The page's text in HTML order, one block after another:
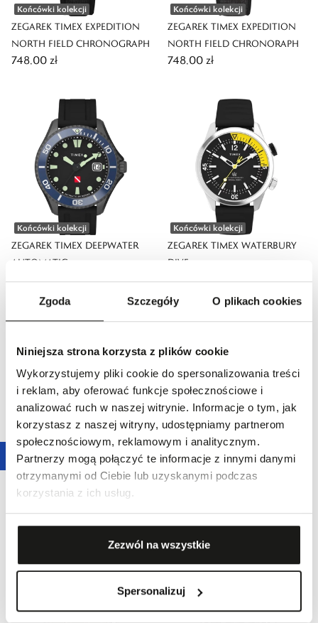
Zgoda Szczegóły O plikach cookies
Niniejsza strona korzysta z plików cookie
Wykorzystujemy pliki cookie do spersonalizowania treści
i reklam, aby oferować funkcje społecznościowe i
analizować ruch w naszej witrynie. Informacje o tym, jak
korzystasz z naszej witryny, udostępniamy partnerom
społecznościowym, reklamowym i analitycznym.
Partnerzy mogą połączyć te informacje z innymi danymi
otrzymanymi od Ciebie lub uzyskanymi podczas
korzystania z ich usług.
Zezwól na wszystkie
Spersonalizuj
Końcówki kolekcji
ZEGAREK TIMEX EXPEDITION
NORTH FIELD CHRONOGRAPH
748,00 zł
Końcówki kolekcji
ZEGAREK TIMEX EXPEDITION
NORTH FIELD CHRONORAPH
748,00 zł
Końcówki kolekcji
ZEGAREK TIMEX DEEPWATER
AUTOMATIC
1229,00 zł
Końcówki kolekcji
ZEGAREK TIMEX WATERBURY
DIVE
594,00 zł
Końcówki kolekcji
ZEGAREK TIMEX WATERBURY
CLASSIC
379,00 zł
Końcówki kolekcji
ZEGAREK TIMEX STANDARD
DIVER